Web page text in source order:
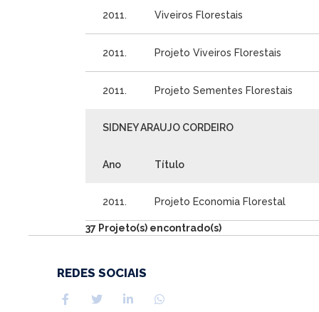
2011. Viveiros Florestais
2011. Projeto Viveiros Florestais
2011. Projeto Sementes Florestais
SIDNEY ARAUJO CORDEIRO
Ano Título
2011. Projeto Economia Florestal
37 Projeto(s) encontrado(s)
REDES SOCIAIS